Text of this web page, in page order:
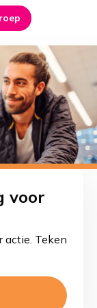
voor
actie. Teken